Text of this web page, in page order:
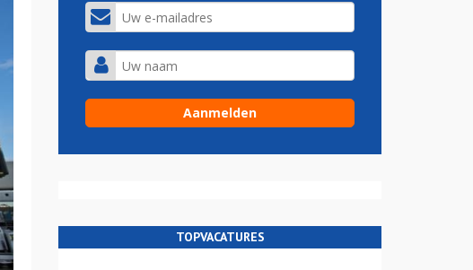
TOPVACATURES